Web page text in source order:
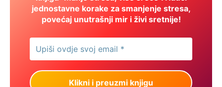
jednostavne korake za smanjenje stresa,
povećaj unutrašnji mir i živi sretnije!